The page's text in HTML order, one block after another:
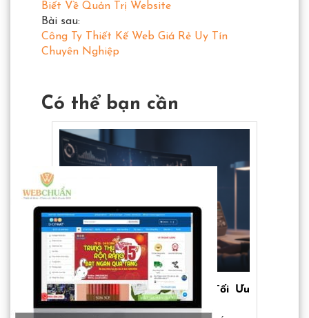
Biết Về Quản Trị Website
Bài sau:
Công Ty Thiết Kế Web Giá Rẻ Uy Tín
Chuyên Nghiệp
Có thể bạn cần
Chuẩn WebMCP: Bí Quyết Tối Ưu
Tốc Độ Web Đột Phá